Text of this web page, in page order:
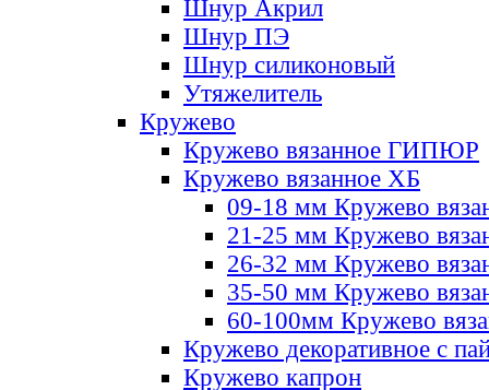
Шнур Акрил
Шнур ПЭ
Шнур силиконовый
Утяжелитель
Кружево
Кружево вязанное ГИПЮР
Кружево вязанное ХБ
09-18 мм Кружево
21-25 мм Кружево
26-32 мм Кружево
35-50 мм Кружево
60-100мм Кружево
Кружево декоративное с
Кружево капрон